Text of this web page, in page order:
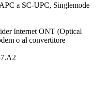
a SC-UPC, Singlemode
Internet ONT (Optical
o al convertitore